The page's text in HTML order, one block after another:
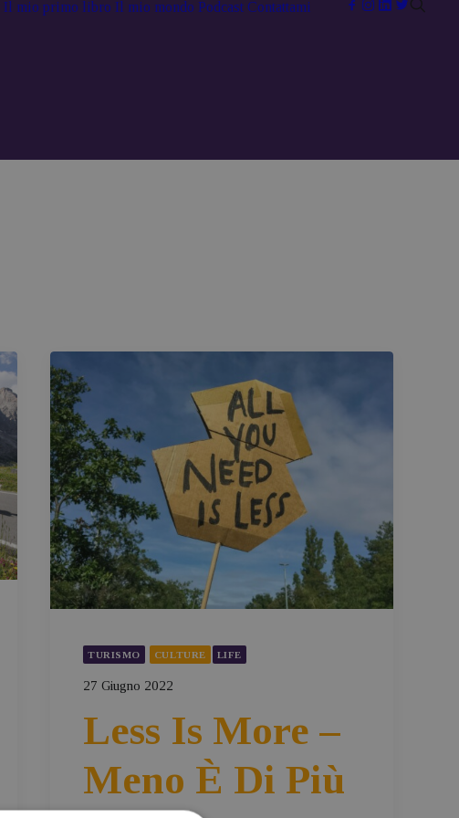
Il mio primo libro Il mio mondo Podcast Contattami
TURISMO CULTURE LIFE
27 Giugno 2022
Less Is More –
Meno È Di Più